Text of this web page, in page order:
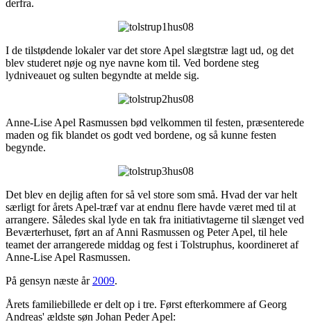
derfra.
I de tilstødende lokaler var det store Apel slægtstræ lagt ud, og det
blev studeret nøje og nye navne kom til. Ved bordene steg
lydniveauet og sulten begyndte at melde sig.
Anne-Lise Apel Rasmussen bød velkommen til festen, præsenterede
maden og fik blandet os godt ved bordene, og så kunne festen
begynde.
Det blev en dejlig aften for så vel store som små. Hvad der var helt
særligt for årets Apel-træf var at endnu flere havde været med til at
arrangere. Således skal lyde en tak fra initiativtagerne til slænget ved
Beværterhuset, ført an af Anni Rasmussen og Peter Apel, til hele
teamet der arrangerede middag og fest i Tolstruphus, koordineret af
Anne-Lise Apel Rasmussen.
På gensyn næste år2009.
Årets familiebillede er delt op i tre. Først efterkommere af Georg
Andreas' ældste søn Johan Peder Apel: